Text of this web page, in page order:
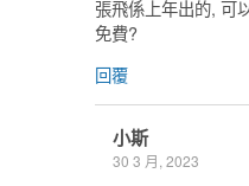
張飛係上年出的, 可
免費?
回覆
小斯
30 3 月, 2023